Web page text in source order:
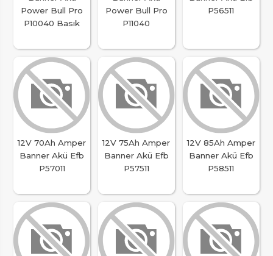
Power Bull Pro
P10040 Basık
Power Bull Pro
P11040
P56511
12V 70Ah Amper
Banner Akü Efb
P57011
12V 75Ah Amper
Banner Akü Efb
P57511
12V 85Ah Amper
Banner Akü Efb
P58511